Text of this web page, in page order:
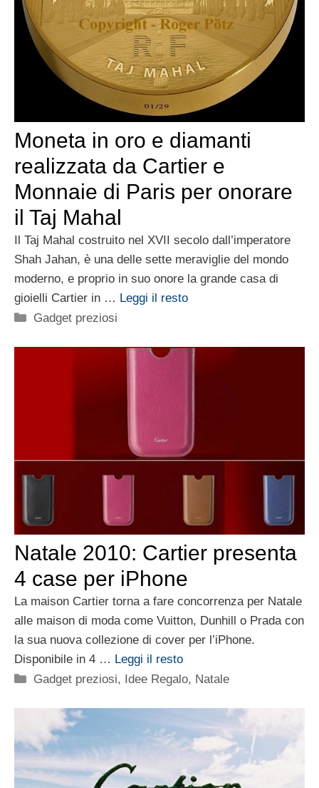
Moneta in oro e diamanti
realizzata da Cartier e
Monnaie di Paris per onorare
il Taj Mahal
Il Taj Mahal costruito nel XVII secolo dall’imperatore
Shah Jahan, è una delle sette meraviglie del mondo
moderno, e proprio in suo onore la grande casa di
gioielli Cartier in … Leggi il resto
Categorie
Gadget preziosi
Natale 2010: Cartier presenta
4 case per iPhone
La maison Cartier torna a fare concorrenza per Natale
alle maison di moda come Vuitton, Dunhill o Prada con
la sua nuova collezione di cover per l’iPhone.
Disponibile in 4 … Leggi il resto
Categorie
Gadget preziosi, Idee Regalo, Natale